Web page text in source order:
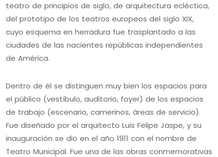
teatro de principios de siglo, de arquitectura ecléctica,
del prototipo de los teatros europeos del siglo XIX,
cuyo esquema en herradura fue trasplantado a las
ciudades de las nacientes repúblicas independientes
de América.
Dentro de él se distinguen muy bien los espacios para
el público (vestíbulo, auditorio, foyer) de los espacios
de trabajo (escenario, camerinos, áreas de servicio).
Fue diseñado por el arquitecto Luis Felipe Jaspe, y su
inauguración se dio en el año 1911 con el nombre de
Teatro Municipal. Fue una de las obras conmemorativas